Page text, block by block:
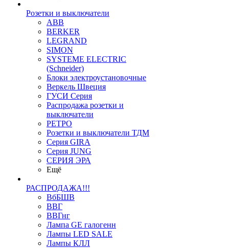
Розетки и выключатели
ABB
BERKER
LEGRAND
SIMON
SYSTEME ELECTRIC
(Schneider)
Блоки электроустановочные
Веркель Швеция
ГУСИ Серия
Распродажа розетки и
выключатели
РЕТРО
Розетки и выключатели ТДМ
Серия GIRA
Серия JUNG
СЕРИЯ ЭРА
Ещё
РАСПРОДАЖА!!!
ВбБШВ
ВВГ
ВВГнг
Лампа GE галогенн
Лампы LED SALE
Лампы КЛЛ